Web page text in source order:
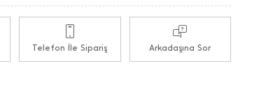
Telefon İle Sipariş Arkadaşına Sor